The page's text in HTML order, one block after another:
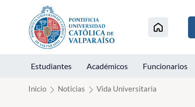
Click acá para ir directamente al contenido
Estudiantes Académicos Funcionarios
Inicio Noticias Vida Universitaria